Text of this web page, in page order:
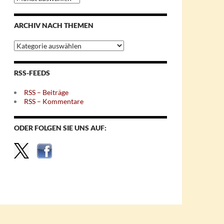
nach
Monaten
ARCHIV NACH THEMEN
Archiv
nach
Themen
RSS-FEEDS
RSS – Beiträge
RSS – Kommentare
ODER FOLGEN SIE UNS AUF: